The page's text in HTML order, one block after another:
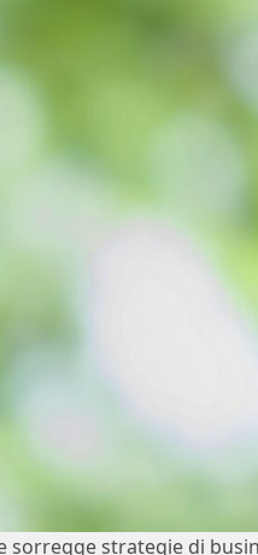
sorregge strategie di